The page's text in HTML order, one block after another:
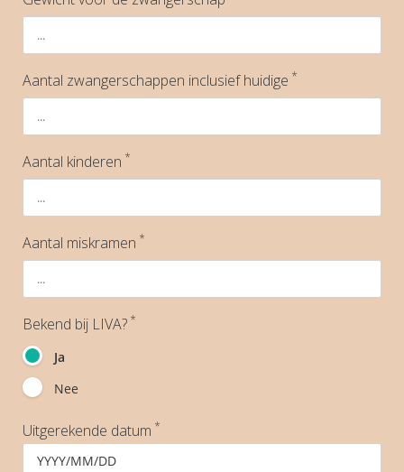
Aantal zwangerschappen inclusief huidige *
Aantal kinderen *
Aantal miskramen *
Bekend bij LIVA? *
Ja
Nee
Uitgerekende datum *
YYYY/MM/DD